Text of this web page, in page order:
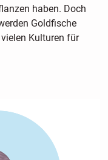
haben. Doch
Goldfische
Kulturen für